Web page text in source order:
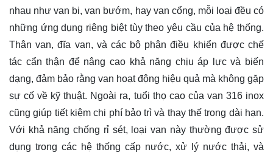
nhau như van bi, van bướm, hay van cổng, mỗi loại đều có
những ứng dụng riêng biệt tùy theo yêu cầu của hệ thống.
Thân van, đĩa van, và các bộ phận điều khiển được chế
tác cẩn thận để nâng cao khả năng chịu áp lực và biến
dạng, đảm bảo rằng van hoạt động hiệu quả mà không gặp
sự cố về kỹ thuật. Ngoài ra, tuổi thọ cao của van 316 inox
cũng giúp tiết kiệm chi phí bảo trì và thay thế trong dài hạn.
Với khả năng chống rỉ sét, loại van này thường được sử
dụng trong các hệ thống cấp nước, xử lý nước thải, và